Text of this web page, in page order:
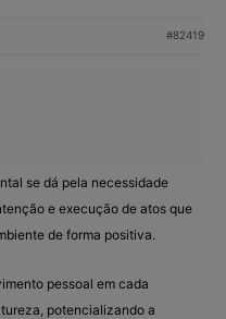
#82419
se dá pela necessidade
e execução de atos que
de forma positiva.
pessoal em cada
potencializando a